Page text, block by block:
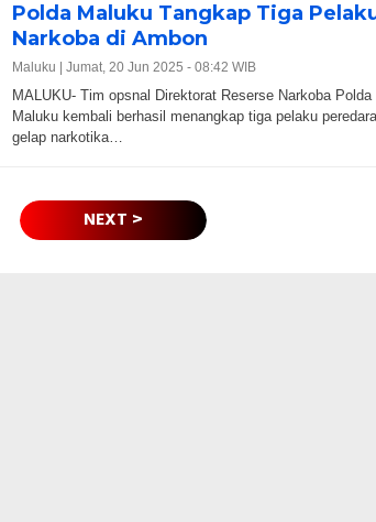
Polda Maluku Tangkap Tiga
Narkoba di Ambon
Maluku | Jumat, 20 Jun 2025 - 08:42 WIB
MALUKU- Tim opsnal Direktorat Reserse Narkoba Polda
Maluku kembali berhasil menangkap tiga pelaku
gelap narkotika…
NEXT >